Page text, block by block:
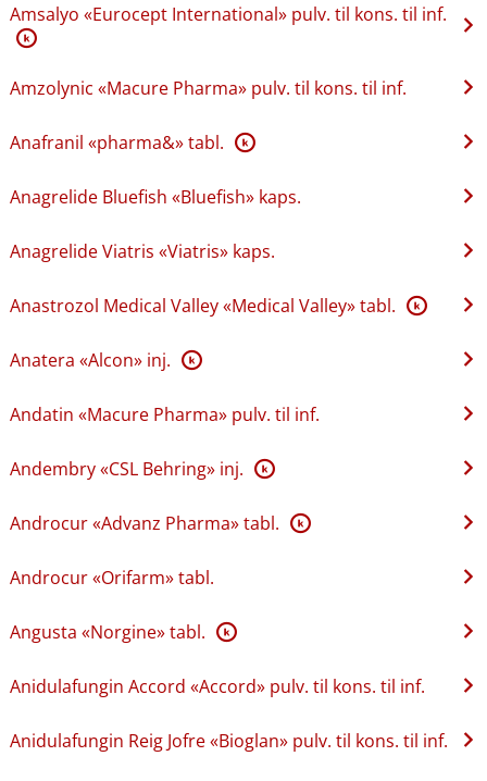
Amsalyo «Eurocept International» pulv. til kons. til inf.
K
Amzolynic «Macure Pharma» pulv. til kons. til inf.
Anafranil «pharma&» tabl. K
Anagrelide Bluefish «Bluefish» kaps.
Anagrelide Viatris «Viatris» kaps.
Anastrozol Medical Valley «Medical Valley» tabl. K
Anatera «Alcon» inj. K
Andatin «Macure Pharma» pulv. til inf.
Andembry «CSL Behring» inj. K
Androcur «Advanz Pharma» tabl. K
Androcur «Orifarm» tabl.
Angusta «Norgine» tabl. K
Anidulafungin Accord «Accord» pulv. til kons. til inf.
Anidulafungin Reig Jofre «Bioglan» pulv. til kons. til inf.